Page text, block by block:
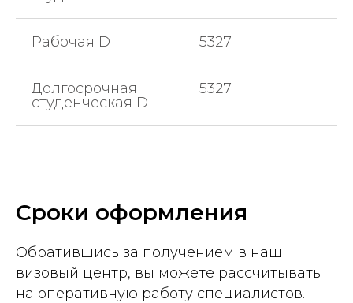
Рабочая D 5327
Долгосрочная
студенческая D
5327
Сроки оформления
Обратившись за получением в наш
визовый центр, вы можете рассчитывать
на оперативную работу специалистов.